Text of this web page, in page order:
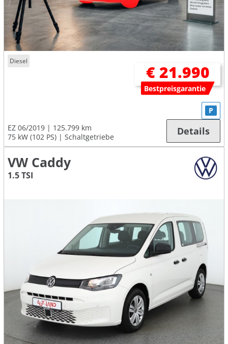
Diesel
€ 21.990
Bestpreisgarantie
EZ 06/2019
125.799 km
75 kW (102 PS)
Schaltgetriebe
P
Details
VW Caddy
1.5 TSI